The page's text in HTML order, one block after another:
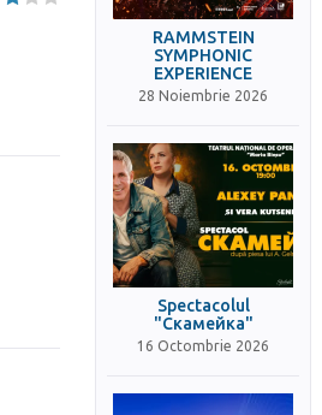
RAMMSTEIN
SYMPHONIC
EXPERIENCE
28 Noiembrie 2026
Spectacolul
"Скамейка"
16 Octombrie 2026